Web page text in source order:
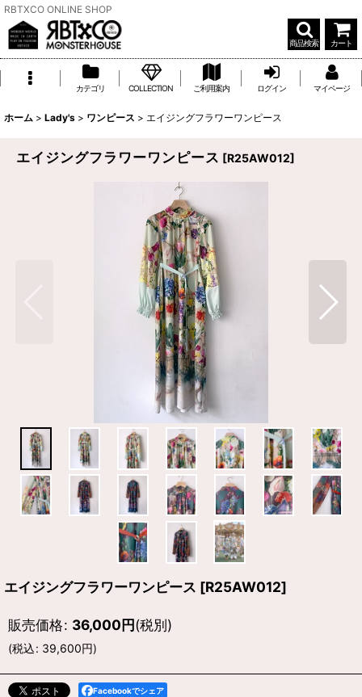
RBTXCO ONLINE SHOP
商品検索 カート
カテゴリ COLLECTION ご利用案内 ログイン マイページ
ホーム > Lady's > ワンピース > エイジングフラワーワンピース
エイジングフラワーワンピース [R25AW012]
エイジングフラワーワンピース [R25AW012]
販売価格: 36,000円(税別)
(税込: 39,600円)
Facebookでシェア